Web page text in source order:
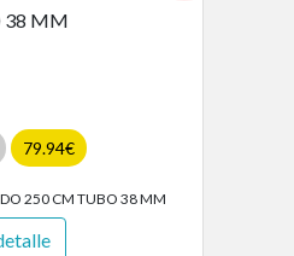
79.94€
250 CM TUBO 38 MM